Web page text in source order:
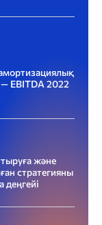
— EBITDA 2022
және
стратегияны